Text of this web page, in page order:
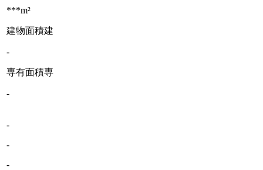
***m²
建物面積建
-
専有面積専
-
-
-
-